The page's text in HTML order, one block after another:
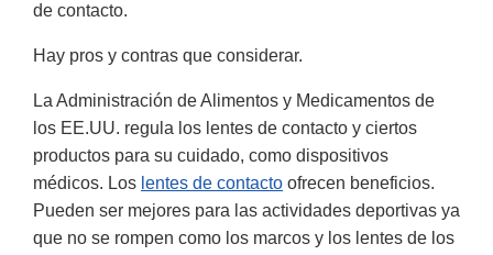
de contacto.
Hay pros y contras que considerar.
La Administración de Alimentos y Medicamentos de
los EE.UU. regula los lentes de contacto y ciertos
productos para su cuidado, como dispositivos
médicos. Los lentes de contacto ofrecen beneficios.
Pueden ser mejores para las actividades deportivas ya
que no se rompen como los marcos y los lentes de los